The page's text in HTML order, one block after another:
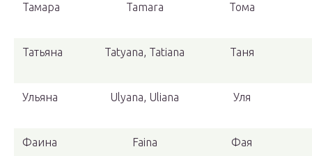
Тамара Tamara Тома
Татьяна Tatyana, Tatiana Таня
Ульяна Ulyana, Uliana Уля
Фаина Faina Фая